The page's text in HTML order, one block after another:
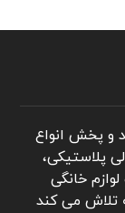
و پخش انواع
پلاستیکی،
خانگی
تلاش می کند